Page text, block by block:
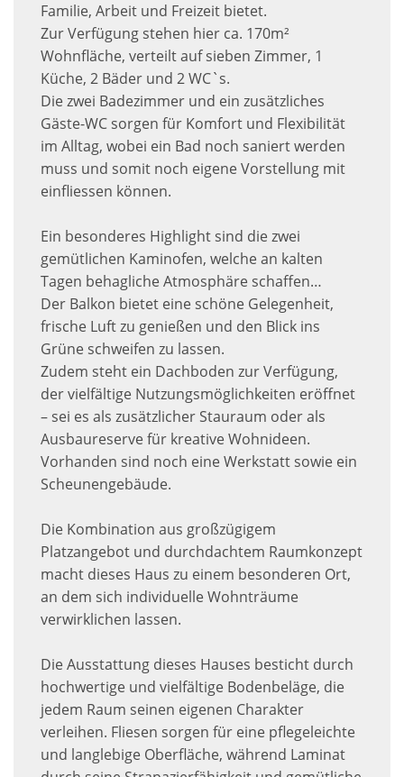
Familie, Arbeit und Freizeit bietet.
Zur Verfügung stehen hier ca. 170m²
Wohnfläche, verteilt auf sieben Zimmer, 1
Küche, 2 Bäder und 2 WC`s.
Die zwei Badezimmer und ein zusätzliches
Gäste-WC sorgen für Komfort und Flexibilität
im Alltag, wobei ein Bad noch saniert werden
muss und somit noch eigene Vorstellung mit
einfliessen können.
Ein besonderes Highlight sind die zwei
gemütlichen Kaminofen, welche an kalten
Tagen behagliche Atmosphäre schaffen…
Der Balkon bietet eine schöne Gelegenheit,
frische Luft zu genießen und den Blick ins
Grüne schweifen zu lassen.
Zudem steht ein Dachboden zur Verfügung,
der vielfältige Nutzungsmöglichkeiten eröffnet
– sei es als zusätzlicher Stauraum oder als
Ausbaureserve für kreative Wohnideen.
Vorhanden sind noch eine Werkstatt sowie ein
Scheunengebäude.
Die Kombination aus großzügigem
Platzangebot und durchdachtem Raumkonzept
macht dieses Haus zu einem besonderen Ort,
an dem sich individuelle Wohnträume
verwirklichen lassen.
Die Ausstattung dieses Hauses besticht durch
hochwertige und vielfältige Bodenbeläge, die
jedem Raum seinen eigenen Charakter
verleihen. Fliesen sorgen für eine pflegeleichte
und langlebige Oberfläche, während Laminat